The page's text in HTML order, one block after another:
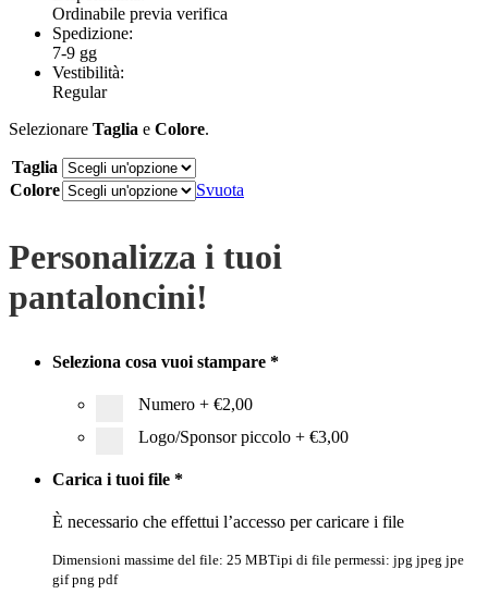
era:
€13,00.
è:
€9,90.
Ordinabile previa verifica
Spedizione:
7-9 gg
Vestibilità:
Regular
Selezionare Taglia e Colore.
Taglia
Colore
Svuota
Personalizza i tuoi
pantaloncini!
Seleziona cosa vuoi stampare *
Numero + €2,00
Logo/Sponsor piccolo + €3,00
Carica i tuoi file *
È necessario che effettui l’accesso per caricare i file
Dimensioni massime del file: 25 MBTipi di file permessi: jpg jpeg jpe
gif png pdf